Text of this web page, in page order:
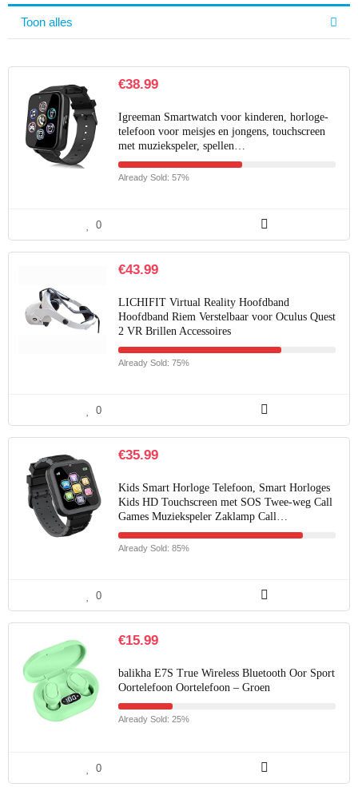
Toon alles
€38.99
Igreeman Smartwatch voor kinderen, horloge-
telefoon voor meisjes en jongens, touchscreen
met muziekspeler, spellen…
Already Sold: 57%
0
€43.99
LICHIFIT Virtual Reality Hoofdband
Hoofdband Riem Verstelbaar voor Oculus Quest
2 VR Brillen Accessoires
Already Sold: 75%
0
€35.99
Kids Smart Horloge Telefoon, Smart Horloges
Kids HD Touchscreen met SOS Twee-weg Call
Games Muziekspeler Zaklamp Call…
Already Sold: 85%
0
€15.99
balikha E7S True Wireless Bluetooth Oor Sport
Oortelefoon Oortelefoon – Groen
Already Sold: 25%
0